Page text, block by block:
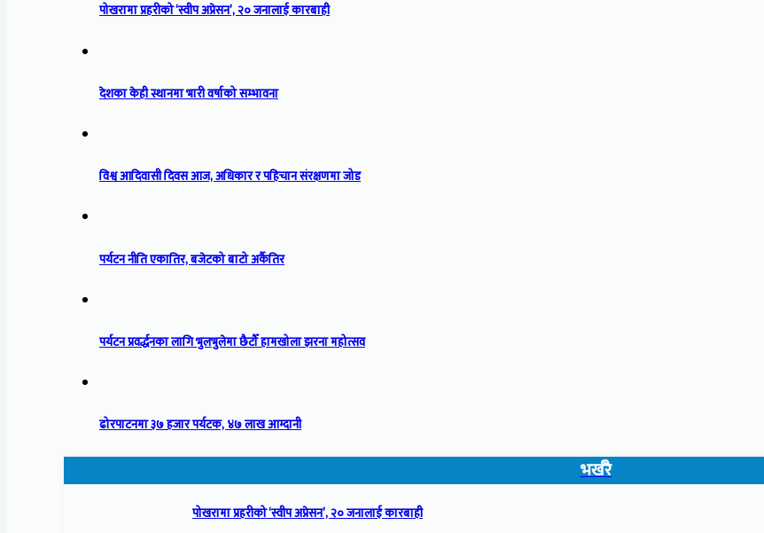
पोखरामा प्रहरीको ‘स्वीप अप्रेसन’, २० जनालाई कारबाही
देशका केही स्थानमा भारी वर्षाको सम्भावना
विश्व आदिवासी दिवस आज, अधिकार र पहिचान संरक्षणमा जोड
पर्यटन नीति एकातिर, बजेटको बाटो अर्कैतिर
पर्यटन प्रवर्द्धनका लागि भुलभुलेमा छैटौँ हामखोला झरना महोत्सव
ढोरपाटनमा ३७ हजार पर्यटक, ४७ लाख आम्दानी
भर्खरै
पोखरामा प्रहरीको ‘स्वीप अप्रेसन’, २० जनालाई कारबाही